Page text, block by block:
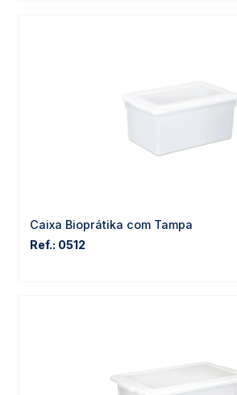
Caixa Bioprátika com Tampa
Ref.: 0512